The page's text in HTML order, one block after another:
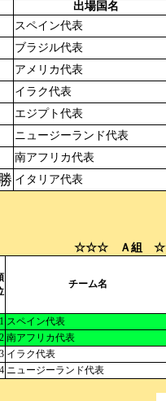
出場国名
スペイン代表
ブラジル代表
アメリカ代表
イラク代表
エジプト代表
ニュージーランド代表
南アフリカ代表
イタリア代表
☆☆☆ Ａ組
チーム名
1 スペイン代表
2 南アフリカ代表
3 イラク代表
4 ニュージーランド代表